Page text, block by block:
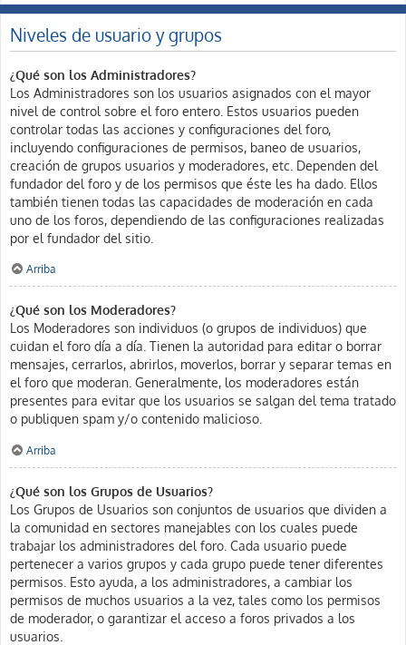
Niveles de usuario y grupos
¿Qué son los Administradores?
Los Administradores son los usuarios asignados con el mayor
nivel de control sobre el foro entero. Estos usuarios pueden
controlar todas las acciones y configuraciones del foro,
incluyendo configuraciones de permisos, baneo de usuarios,
creación de grupos usuarios y moderadores, etc. Dependen del
fundador del foro y de los permisos que éste les ha dado. Ellos
también tienen todas las capacidades de moderación en cada
uno de los foros, dependiendo de las configuraciones realizadas
por el fundador del sitio.
Arriba
¿Qué son los Moderadores?
Los Moderadores son individuos (o grupos de individuos) que
cuidan el foro día a día. Tienen la autoridad para editar o borrar
mensajes, cerrarlos, abrirlos, moverlos, borrar y separar temas en
el foro que moderan. Generalmente, los moderadores están
presentes para evitar que los usuarios se salgan del tema tratado
o publiquen spam y/o contenido malicioso.
Arriba
¿Qué son los Grupos de Usuarios?
Los Grupos de Usuarios son conjuntos de usuarios que dividen a
la comunidad en sectores manejables con los cuales puede
trabajar los administradores del foro. Cada usuario puede
pertenecer a varios grupos y cada grupo puede tener diferentes
permisos. Esto ayuda, a los administradores, a cambiar los
permisos de muchos usuarios a la vez, tales como los permisos
de moderador, o garantizar el acceso a foros privados a los
usuarios.